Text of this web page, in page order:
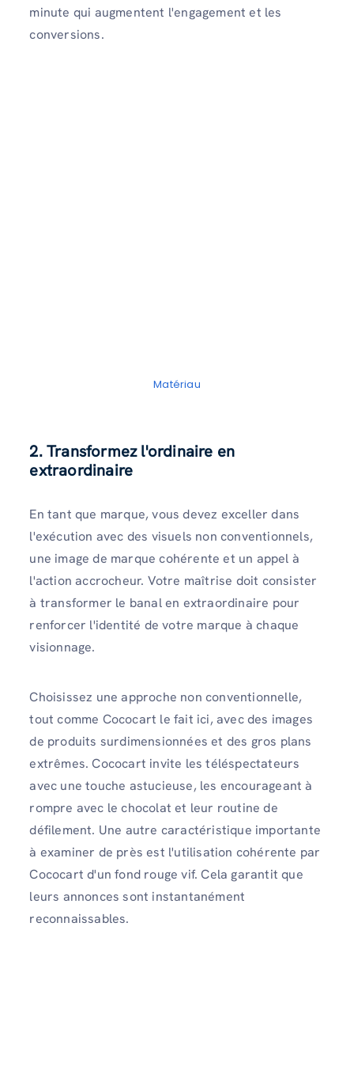
minute qui augmentent l'engagement et les
conversions.
Matériau
2. Transformez l'ordinaire en
extraordinaire
En tant que marque, vous devez exceller dans
l'exécution avec des visuels non conventionnels,
une image de marque cohérente et un appel à
l'action accrocheur. Votre maîtrise doit consister
à transformer le banal en extraordinaire pour
renforcer l'identité de votre marque à chaque
visionnage.
Choisissez une approche non conventionnelle,
tout comme Cococart le fait ici, avec des images
de produits surdimensionnées et des gros plans
extrêmes. Cococart invite les téléspectateurs
avec une touche astucieuse, les encourageant à
rompre avec le chocolat et leur routine de
défilement. Une autre caractéristique importante
à examiner de près est l'utilisation cohérente par
Cococart d'un fond rouge vif. Cela garantit que
leurs annonces sont instantanément
reconnaissables.